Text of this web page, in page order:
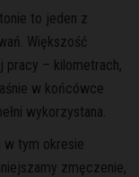
to jeden z
Większość
pracy – kilometrach,
w końcówce
wykorzystana.
w tym okresie
zmęczenie,